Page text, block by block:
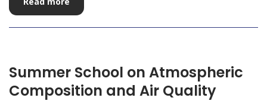
Summer School on Atmospheric
Composition and Air Quality